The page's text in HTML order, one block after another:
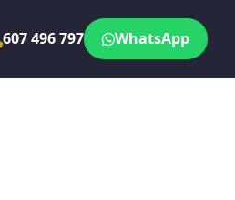
607 496 797 WhatsApp